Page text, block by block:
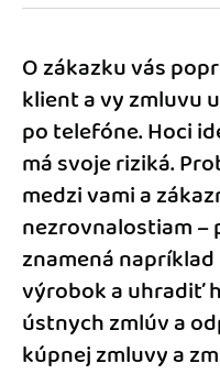
O zákazku vás
klient a vy zmluvu
po telefóne. Hoci
má svoje riziká.
medzi vami a
nezrovnalostiam –
znamená
výrobok a uhradiť
ústnych zmlúv a
kúpnej zmluvy a